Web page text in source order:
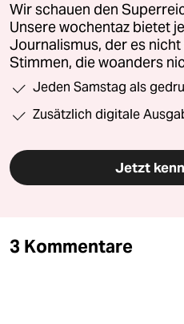
Wir schauen den
Unsere wochentaz bietet
Journalismus, der es
Stimmen, die woanders
Jeden Samstag als
Zusätzlich digitale
Jetzt
3 Kommentare